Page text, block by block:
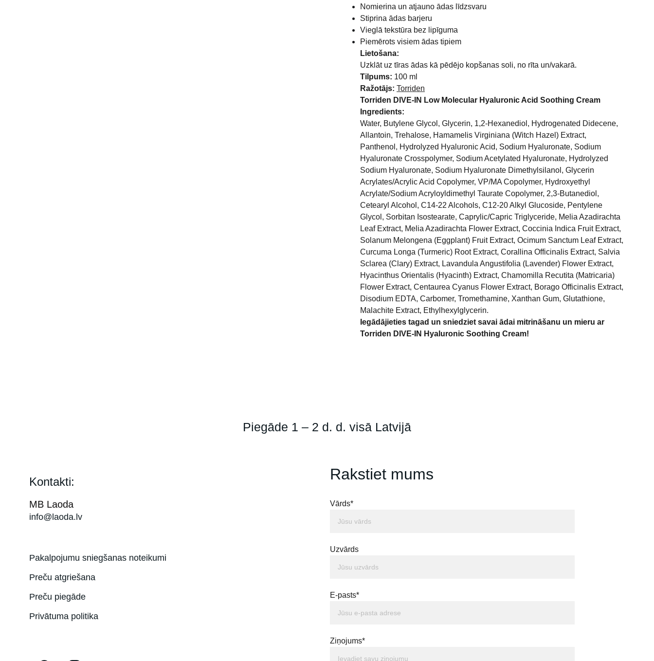
Nomierina un atjauno ādas līdzsvaru
Stiprina ādas barjeru
Vieglā tekstūra bez lipīguma
Piemērots visiem ādas tipiem
Lietošana:
Uzklāt uz tīras ādas kā pēdējo kopšanas soli, no rīta un/vakarā.
Tilpums: 100 ml
Ražotājs: Torriden
Torriden DIVE-IN Low Molecular Hyaluronic Acid Soothing Cream
Ingredients:
Water, Butylene Glycol, Glycerin, 1,2-Hexanediol, Hydrogenated Didecene,
Allantoin, Trehalose, Hamamelis Virginiana (Witch Hazel) Extract,
Panthenol, Hydrolyzed Hyaluronic Acid, Sodium Hyaluronate, Sodium
Hyaluronate Crosspolymer, Sodium Acetylated Hyaluronate, Hydrolyzed
Sodium Hyaluronate, Sodium Hyaluronate Dimethylsilanol, Glycerin
Acrylates/Acrylic Acid Copolymer, VP/MA Copolymer, Hydroxyethyl
Acrylate/Sodium Acryloyldimethyl Taurate Copolymer, 2,3-Butanediol,
Cetearyl Alcohol, C14-22 Alcohols, C12-20 Alkyl Glucoside, Pentylene
Glycol, Sorbitan Isostearate, Caprylic/Capric Triglyceride, Melia Azadirachta
Leaf Extract, Melia Azadirachta Flower Extract, Coccinia Indica Fruit Extract,
Solanum Melongena (Eggplant) Fruit Extract, Ocimum Sanctum Leaf Extract,
Curcuma Longa (Turmeric) Root Extract, Corallina Officinalis Extract, Salvia
Sclarea (Clary) Extract, Lavandula Angustifolia (Lavender) Flower Extract,
Hyacinthus Orientalis (Hyacinth) Extract, Chamomilla Recutita (Matricaria)
Flower Extract, Centaurea Cyanus Flower Extract, Borago Officinalis Extract,
Disodium EDTA, Carbomer, Tromethamine, Xanthan Gum, Glutathione,
Malachite Extract, Ethylhexylglycerin.
Iegādājieties tagad un sniedziet savai ādai mitrināšanu un mieru ar
Torriden DIVE-IN Hyaluronic Soothing Cream!
Rakstiet mums
Vārds*
Uzvārds
E-pasts*
Ziņojums*
MB Laoda
Kontakti:
info@laoda.lv
Pakalpojumu sniegšanas noteikumi
Preču atgriešana
Preču piegāde
Privātuma politika
Piegāde 1 – 2 d. d. visā Latvijā